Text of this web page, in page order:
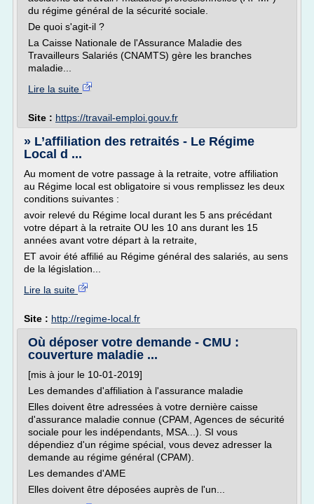
du régime général de la sécurité sociale.
De quoi s'agit-il ?
La Caisse Nationale de l'Assurance Maladie des
Travailleurs Salariés (CNAMTS) gère les branches
maladie...
Lire la suite
Site : https://travail-emploi.gouv.fr
» L’affiliation des retraités - Le Régime
Local d ...
Au moment de votre passage à la retraite, votre affiliation
au Régime local est obligatoire si vous remplissez les deux
conditions suivantes :
avoir relevé du Régime local durant les 5 ans précédant
votre départ à la retraite OU les 10 ans durant les 15
années avant votre départ à la retraite,
ET avoir été affilié au Régime général des salariés, au sens
de la législation...
Lire la suite
Site : http://regime-local.fr
Où déposer votre demande - CMU :
couverture maladie ...
[mis à jour le 10-01-2019]
Les demandes d'affiliation à l'assurance maladie
Elles doivent être adressées à votre dernière caisse
d'assurance maladie connue (CPAM, Agences de sécurité
sociale pour les indépendants, MSA...). SI vous
dépendiez d'un régime spécial, vous devez adresser la
demande au régime général (CPAM).
Les demandes d'AME
Elles doivent être déposées auprès de l'un...